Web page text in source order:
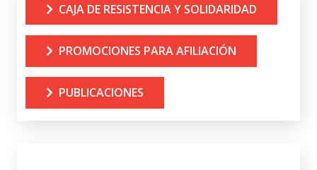
CAJA DE RESISTENCIA Y SOLIDARIDAD
PROMOCIONES PARA AFILIACIÓN
PUBLICACIONES